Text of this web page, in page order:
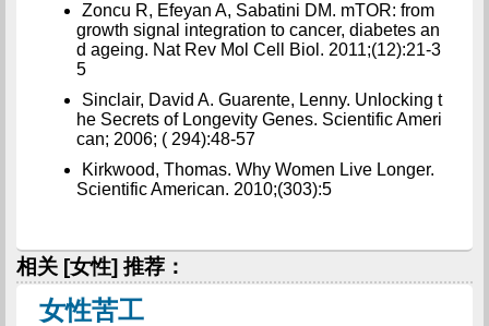
Zoncu R, Efeyan A, Sabatini DM. mTOR: from
growth signal integration to cancer, diabetes an
d ageing. Nat Rev Mol Cell Biol. 2011;(12):21-3
5
Sinclair, David A. Guarente, Lenny. Unlocking t
he Secrets of Longevity Genes. Scientific Ameri
can; 2006; ( 294):48-57
Kirkwood, Thomas. Why Women Live Longer.
Scientific American. 2010;(303):5
相关 [女性] 推荐：
女性苦工